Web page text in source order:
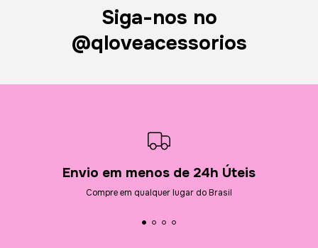
Siga-nos no
@qloveacessorios
Envio em menos de 24h Úteis
Compre em qualquer lugar do Brasil